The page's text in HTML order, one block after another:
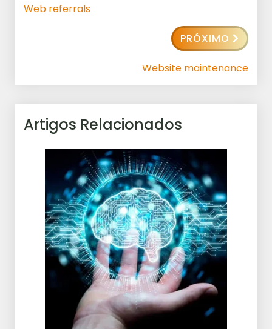
Web referrals
PRÓXIMO
Website maintenance
Artigos Relacionados